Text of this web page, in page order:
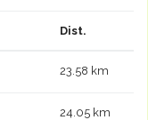
Dist.
23.58 km
24.05 km